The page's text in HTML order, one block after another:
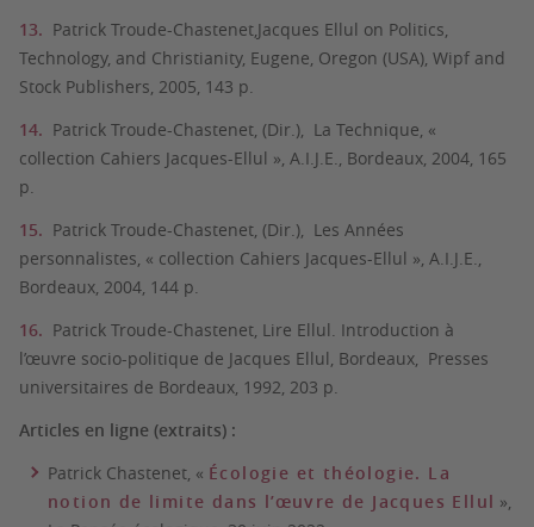
Patrick Troude-Chastenet,Jacques Ellul on Politics,
Technology, and Christianity, Eugene, Oregon (USA), Wipf and
Stock Publishers, 2005, 143 p.
Patrick Troude-Chastenet, (Dir.), La Technique, «
collection Cahiers Jacques-Ellul », A.I.J.E., Bordeaux, 2004, 165
p.
Patrick Troude-Chastenet, (Dir.), Les Années
personnalistes, « collection Cahiers Jacques-Ellul », A.I.J.E.,
Bordeaux, 2004, 144 p.
Patrick Troude-Chastenet, Lire Ellul. Introduction à
l’œuvre socio-politique de Jacques Ellul, Bordeaux, Presses
universitaires de Bordeaux, 1992, 203 p.
Articles en ligne (extraits) :
Patrick Chastenet, « Écologie et théologie. La
notion de limite dans l’œuvre de Jacques Ellul »,